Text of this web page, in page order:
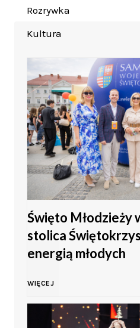
Rozrywka
Kultura
Święto Młodzieży
stolica
energią młodych
WIĘCEJŚ
w